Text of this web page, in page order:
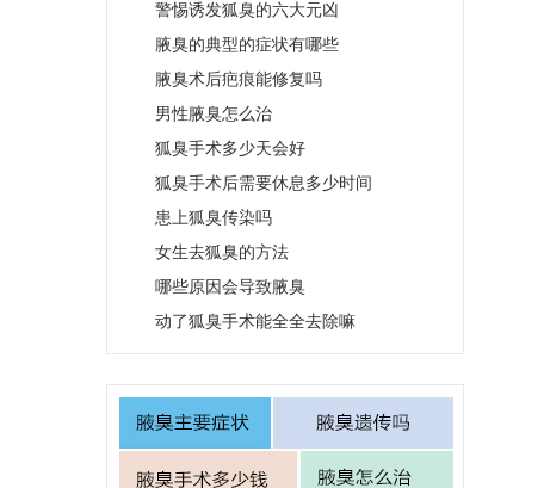
警惕诱发狐臭的六大元凶
腋臭的典型的症状有哪些
腋臭术后疤痕能修复吗
男性腋臭怎么治
狐臭手术多少天会好
狐臭手术后需要休息多少时间
患上狐臭传染吗
女生去狐臭的方法
哪些原因会导致腋臭
动了狐臭手术能全全去除嘛